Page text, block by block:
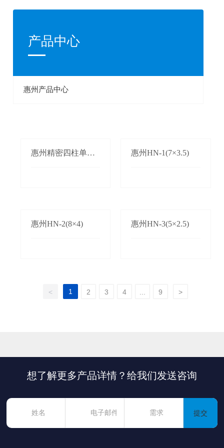
产品中心
惠州产品中心
惠州精密四柱单双
惠州HN-1(7×3.5)
惠州HN-2(8×4) 惠州HN-3(5×2.5)
< 1 2 3 4 9 >
想了解更多产品详情？给我们发送咨询
提交